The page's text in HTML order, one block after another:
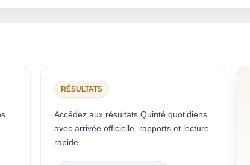
RÉSULTATS
Accédez aux résultats Quinté quotidiens
avec arrivée officielle, rapports et lecture
rapide.